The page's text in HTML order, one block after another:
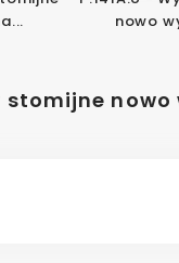
nowo
stomijne nowo